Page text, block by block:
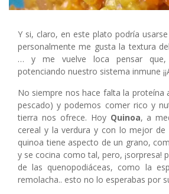
Y si, claro, en este plato podría
personalmente me gusta la textura
… y me vuelve loca pensar que,
potenciando nuestro sistema inmune
No siempre nos hace falta la proteína
pescado) y podemos comer rico y
tierra nos ofrece. Hoy Quinoa, a
cereal y la verdura y con lo mejor de
quinoa tiene aspecto de un grano,
y se cocina como tal, pero, ¡sorpresa!
de las quenopodiáceas, como la
remolacha.. esto no lo esperabas por